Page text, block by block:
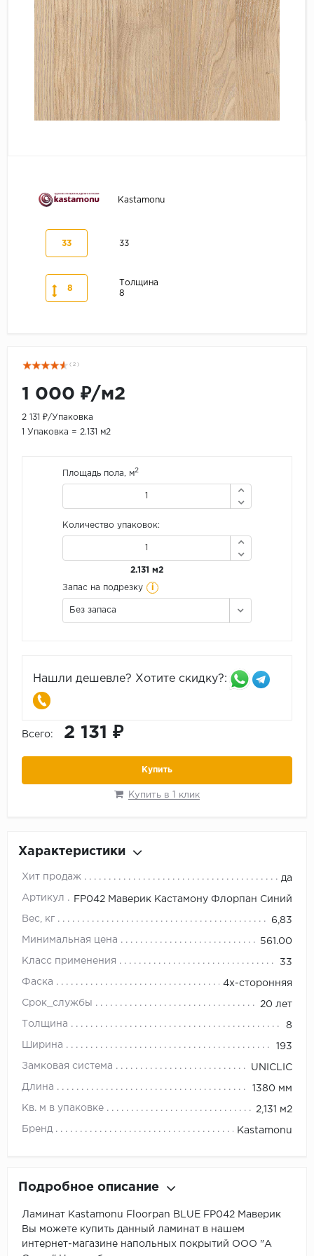
Серый
Бежевый
Дуб светлый
Коричневый
Страна
Австрия
Kastamonu
33 33
8
Толщина
8
( 2 )
1 000 ₽/м2
2 131 ₽/Упаковка
1 Упаковка = 2.131 м2
Площадь пола, м2
Количество упаковок:
2.131 м2
Запас на подрезку i
Без запаса
Нашли дешевле? Хотите скидку?:
Всего: 2 131 ₽
Купить
Купить в 1 клик
Характеристики
Хит продаж да
Артикул FP042 Маверик Кастамону Флорпан Синий
Вес, кг 6,83
Минимальная цена 561.00
Класс применения 33
Фаска 4х-сторонняя
Срок_службы 20 лет
Толщина 8
Ширина 193
Замковая система UNICLIC
Длина 1380 мм
Кв. м в упаковке 2,131 м2
Бренд Kastamonu
Подробное описание
Ламинат Kastamonu Floorpan BLUE FP042 Маверик
Вы можете купить данный ламинат в нашем
интернет-магазине напольных покрытий ООО "А